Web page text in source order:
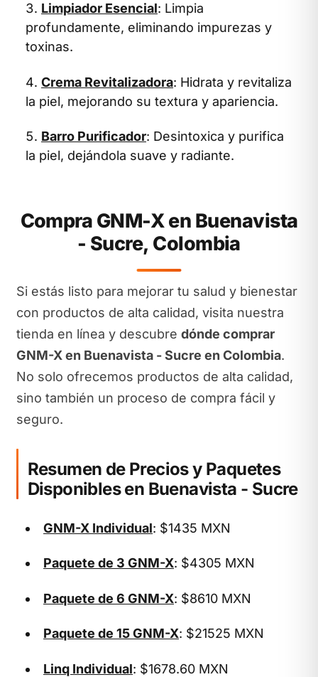
Limpiador Esencial: Limpia
profundamente, eliminando impurezas y
toxinas.
Crema Revitalizadora: Hidrata y revitaliza
la piel, mejorando su textura y apariencia.
Barro Purificador: Desintoxica y purifica
la piel, dejándola suave y radiante.
Compra GNM-X en Buenavista
- Sucre, Colombia
Si estás listo para mejorar tu salud y bienestar
con productos de alta calidad, visita nuestra
tienda en línea y descubre dónde comprar
GNM-X en Buenavista - Sucre en Colombia.
No solo ofrecemos productos de alta calidad,
sino también un proceso de compra fácil y
seguro.
Resumen de Precios y Paquetes
Disponibles en Buenavista - Sucre
GNM-X Individual: $1435 MXN
Paquete de 3 GNM-X: $4305 MXN
Paquete de 6 GNM-X: $8610 MXN
Paquete de 15 GNM-X: $21525 MXN
Linq Individual: $1678.60 MXN